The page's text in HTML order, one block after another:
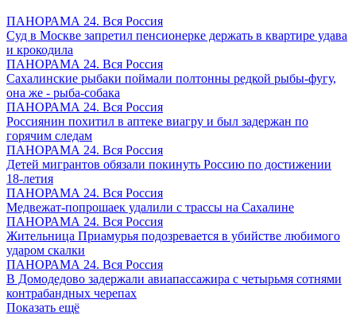
ПАНОРАМА 24. Вся Россия
Суд в Москве запретил пенсионерке держать в квартире удава
и крокодила
ПАНОРАМА 24. Вся Россия
Сахалинские рыбаки поймали полтонны редкой рыбы-фугу,
она же - рыба-собака
ПАНОРАМА 24. Вся Россия
Россиянин похитил в аптеке виагру и был задержан по
горячим следам
ПАНОРАМА 24. Вся Россия
Детей мигрантов обязали покинуть Россию по достижении
18-летия
ПАНОРАМА 24. Вся Россия
Медвежат-попрошаек удалили с трассы на Сахалине
ПАНОРАМА 24. Вся Россия
Жительница Приамурья подозревается в убийстве любимого
ударом скалки
ПАНОРАМА 24. Вся Россия
В Домодедово задержали авиапассажира с четырьмя сотнями
контрабандных черепах
Показать ещё